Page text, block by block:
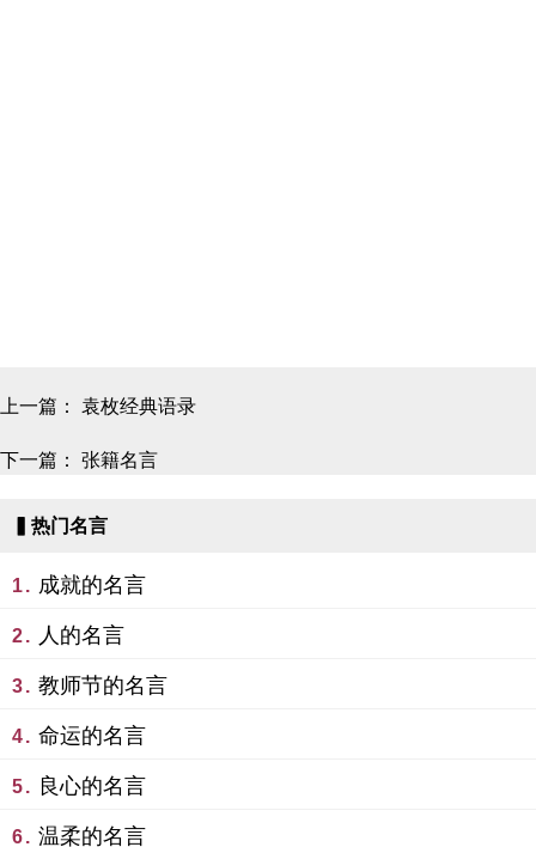
上一篇： 袁枚经典语录
下一篇： 张籍名言
▍热门名言
1. 成就的名言
2. 人的名言
3. 教师节的名言
4. 命运的名言
5. 良心的名言
6. 温柔的名言